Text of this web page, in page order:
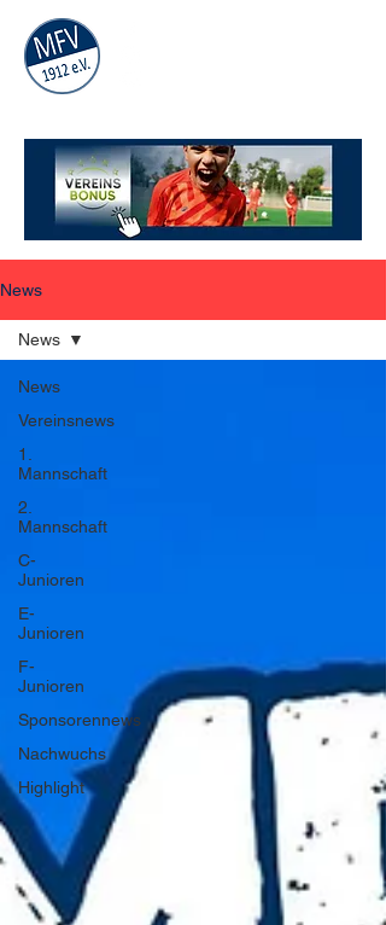
News
News
Vereinsnews
1.
Mannschaft
2.
Mannschaft
C-
Junioren
E-
Junioren
F-
Junioren
Sponsorennews
Nachwuchs
Highlight
News